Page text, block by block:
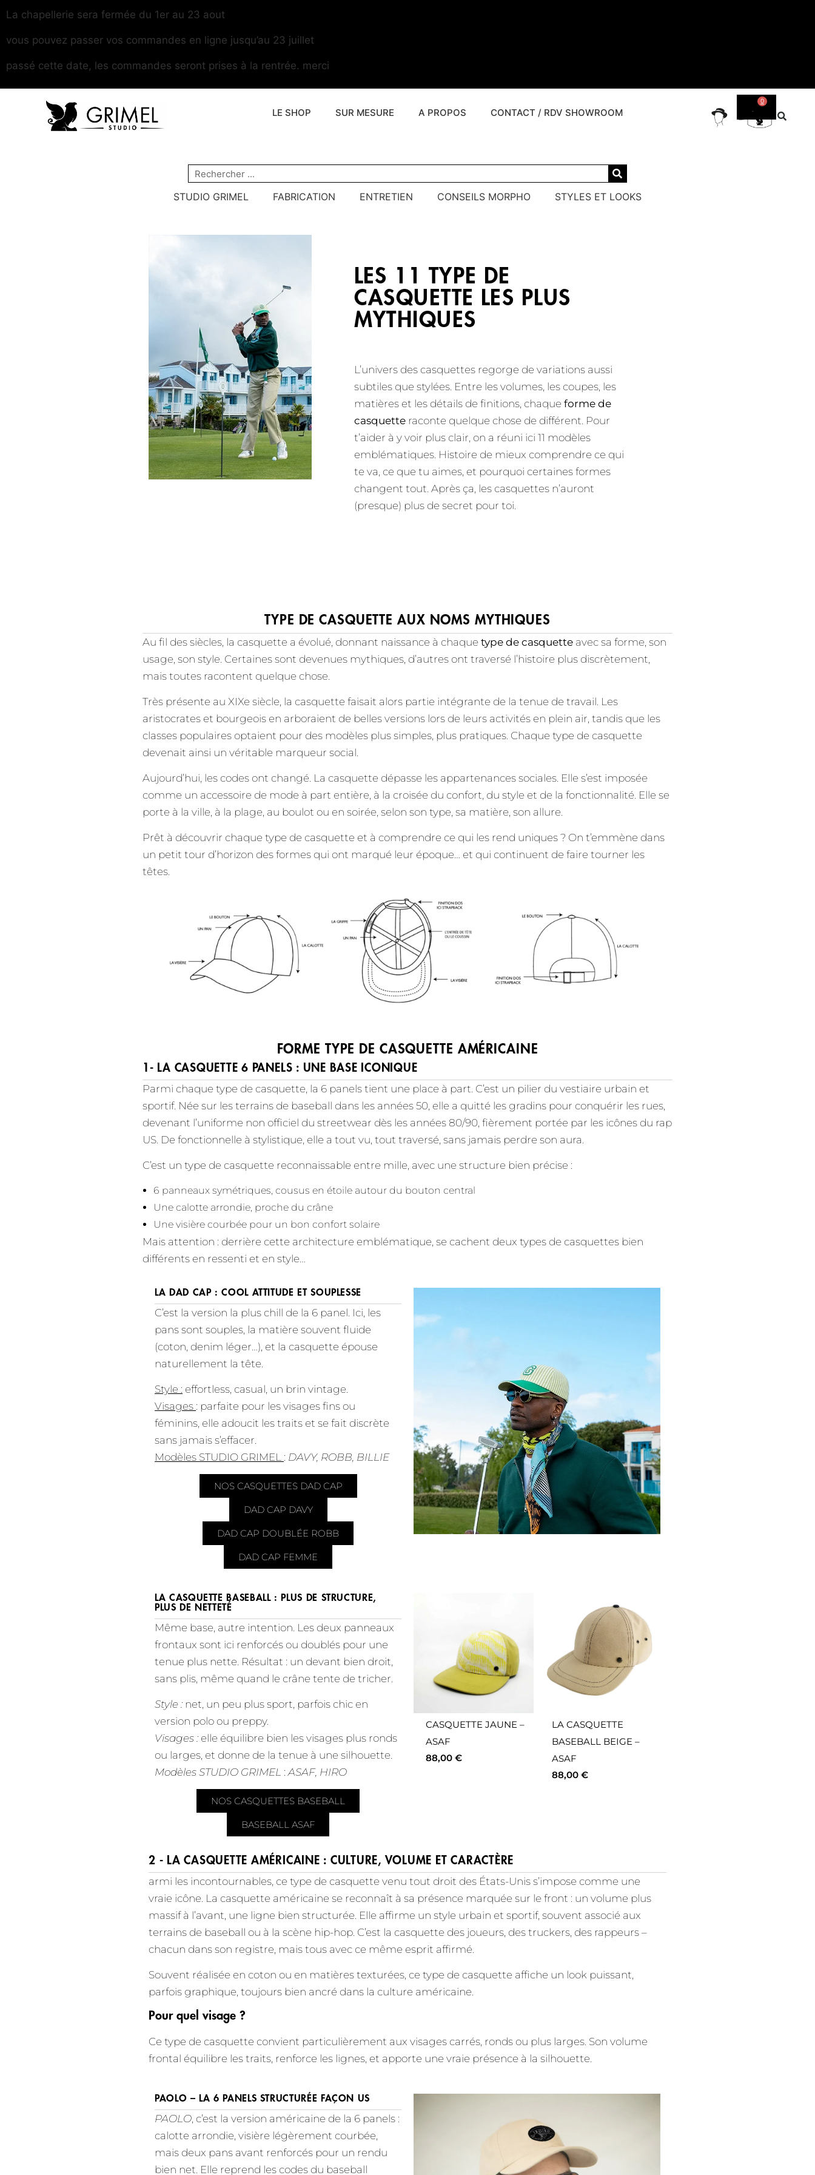
La chapellerie sera fermée du 1er au 23 aout
vous pouvez passer vos commandes en ligne jusqu’au 23 juillet
passé cette date, les commandes seront prises à la rentrée. merci
LE SHOP SUR MESURE A PROPOS CONTACT / RDV SHOWROOM
0
STUDIO GRIMEL FABRICATION ENTRETIEN CONSEILS MORPHO STYLES ET LOOKS
LES 11 TYPE DE
CASQUETTE LES PLUS
MYTHIQUES
L’univers des casquettes regorge de variations aussi
subtiles que stylées. Entre les volumes, les coupes, les
matières et les détails de finitions, chaque forme de
casquetteraconte quelque chose de différent. Pour
t’aider à y voir plus clair, on a réuni ici 11 modèles
emblématiques. Histoire de mieux comprendre ce qui
te va, ce que tu aimes, et pourquoi certaines formes
changent tout. Après ça, les casquettes n’auront
(presque) plus de secret pour toi.
TYPE DE CASQUETTE AUX NOMS MYTHIQUES
Au fil des siècles, la casquette a évolué, donnant naissance à chaquetype de casquette avec sa forme, son
usage, son style. Certaines sont devenues mythiques, d’autres ont traversé l’histoire plus discrètement,
mais toutes racontent quelque chose.
Très présente au XIXe siècle, la casquette faisait alors partie intégrante de la tenue de travail. Les
aristocrates et bourgeois en arboraient de belles versions lors de leurs activités en plein air, tandis que les
classes populaires optaient pour des modèles plus simples, plus pratiques. Chaque type de casquette
devenait ainsi un véritable marqueur social.
Aujourd’hui, les codes ont changé. La casquette dépasse les appartenances sociales. Elle s’est imposée
comme un accessoire de mode à part entière, à la croisée du confort, du style et de la fonctionnalité. Elle se
porte à la ville, à la plage, au boulot ou en soirée, selon son type, sa matière, son allure.
Prêt à découvrir chaque type de casquette et à comprendre ce qui les rend uniques ? On t’emmène dans
un petit tour d’horizon des formes qui ont marqué leur époque… et qui continuent de faire tourner les
têtes.
FORME TYPE DE CASQUETTE AMÉRICAINE
1- LA CASQUETTE 6 PANELS : UNE BASE ICONIQUE
Parmi chaque type de casquette, la 6 panels tient une place à part. C’est un pilier du vestiaire urbain et
sportif. Née sur les terrains de baseball dans les années 50, elle a quitté les gradins pour conquérir les rues,
devenant l’uniforme non officiel du streetwear dès les années 80/90, fièrement portée par les icônes du rap
US. De fonctionnelle à stylistique, elle a tout vu, tout traversé, sans jamais perdre son aura.
C’est un type de casquette reconnaissable entre mille, avec une structure bien précise :
6 panneaux symétriques, cousus en étoile autour du bouton central
Une calotte arrondie, proche du crâne
Une visière courbée pour un bon confort solaire
Mais attention : derrière cette architecture emblématique, se cachent deux types de casquettes bien
différents en ressenti et en style…
LA DAD CAP : COOL ATTITUDE ET SOUPLESSE
C’est la version la plus chill de la 6 panel. Ici, les
pans sont souples, la matière souvent fluide
(coton, denim léger…), et la casquette épouse
naturellement la tête.
Style : effortless, casual, un brin vintage.
Visages : parfaite pour les visages fins ou
féminins, elle adoucit les traits et se fait discrète
sans jamais s’effacer.
Modèles STUDIO GRIMEL : DAVY, ROBB, BILLIE
NOS CASQUETTES DAD CAP
DAD CAP DAVY
DAD CAP DOUBLÉE ROBB
DAD CAP FEMME
LA CASQUETTE BASEBALL : PLUS DE STRUCTURE,
PLUS DE NETTETÉ
Même base, autre intention. Les deux panneaux
frontaux sont ici renforcés ou doublés pour une
tenue plus nette. Résultat : un devant bien droit,
sans plis, même quand le crâne tente de tricher.
Style : net, un peu plus sport, parfois chic en
version polo ou preppy.
Visages : elle équilibre bien les visages plus ronds
ou larges, et donne de la tenue à une silhouette.
Modèles STUDIO GRIMEL :ASAF, HIRO
NOS CASQUETTES BASEBALL
BASEBALL ASAF
CASQUETTE JAUNE –
ASAF
88,00 €
LA CASQUETTE
BASEBALL BEIGE –
ASAF
88,00€
2 - LA CASQUETTE AMÉRICAINE : CULTURE, VOLUME ET CARACTÈRE
armi les incontournables, ce type de casquette venu tout droit des États-Unis s’impose comme une
vraie icône. La casquette américaine se reconnaît à sa présence marquée sur le front : un volume plus
massif à l’avant, une ligne bien structurée. Elle affirme un style urbain et sportif, souvent associé aux
terrains de baseball ou à la scène hip-hop. C’est la casquette des joueurs, des truckers, des rappeurs –
chacun dans son registre, mais tous avec ce même esprit affirmé.
Souvent réalisée en coton ou en matières texturées, ce type de casquette affiche un look puissant,
parfois graphique, toujours bien ancré dans la culture américaine.
Pour quel visage ?
Ce type de casquette convient particulièrement aux visages carrés, ronds ou plus larges. Son volume
frontal équilibre les traits, renforce les lignes, et apporte une vraie présence à la silhouette.
PAOLO – LA 6 PANELS STRUCTURÉE FAÇON US
PAOLO , c’est la version américaine de la 6 panels :
calotte arrondie, visière légèrement courbée,
mais deux pans avant renforcés pour un rendu
bien net. Elle reprend les codes du baseball